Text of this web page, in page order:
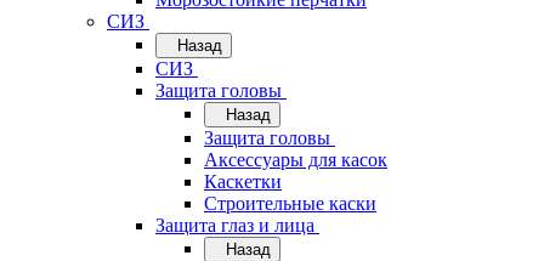
СИЗ
Назад
СИЗ
Защита головы
Назад
Защита головы
Аксессуары для касок
Каскетки
Строительные каски
Защита глаз и лица
Назад